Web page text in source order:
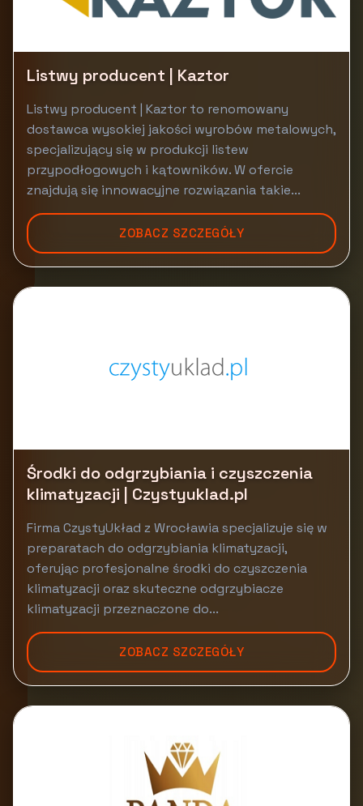
Listwy producent | Kaztor
Listwy producent | Kaztor to renomowany
dostawca wysokiej jakości wyrobów metalowych,
specjalizujący się w produkcji listew
przypodłogowych i kątowników. W ofercie
znajdują się innowacyjne rozwiązania takie...
ZOBACZ SZCZEGÓŁY
Środki do odgrzybiania i czyszczenia
klimatyzacji | Czystyuklad.pl
Firma CzystyUkład z Wrocławia specjalizuje się w
preparatach do odgrzybiania klimatyzacji,
oferując profesjonalne środki do czyszczenia
klimatyzacji oraz skuteczne odgrzybiacze
klimatyzacji przeznaczone do...
ZOBACZ SZCZEGÓŁY